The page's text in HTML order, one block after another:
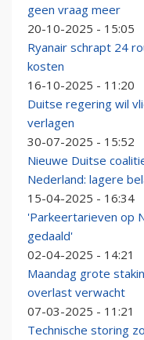
geen vraag meer
20-10-2025 - 15:05
Ryanair schrapt 24
kosten
16-10-2025 - 11:20
Duitse regering wil
verlagen
30-07-2025 - 15:52
Nieuwe Duitse
Nederland: lagere
15-04-2025 - 16:34
'Parkeertarieven op
gedaald'
02-04-2025 - 14:21
Maandag grote
overlast verwacht
07-03-2025 - 11:21
Technische storing